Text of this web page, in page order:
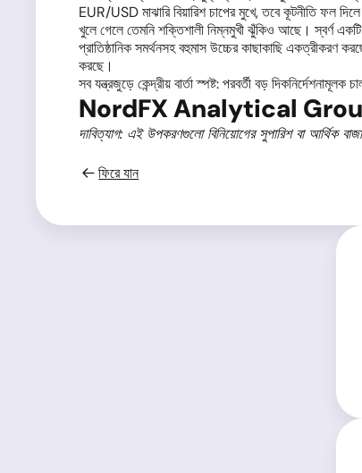
EUR/USD মাঝারি বিয়ারিশ চাপের মুখে, তবে কূটনীতি ফল
খুলে গেলে তেমনি শক্তিশালী নিম্নমুখী ঝুঁকিও আছে। স্বর্ণ
প্রাতিষ্ঠানিক সমর্থনসহ বহুমাস উচ্চের কাছাকাছি
করছে।
সব যন্ত্রজুড়ে কেন্দ্রীয় বার্তা স্পষ্ট: পরবর্তী বড়
NordFX Analytical
দাবিত্যাগ: এই উপকরণগুলো বিনিয়োগের সুপারিশ বা আর্থিক
ফিরে যান